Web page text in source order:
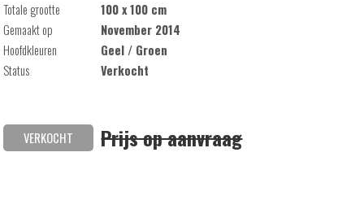
Totale grootte
100 x 100 cm
Gemaakt op
November 2014
Hoofdkleuren
Geel / Groen
Status
Verkocht
VERKOCHT Prijs op aanvraag